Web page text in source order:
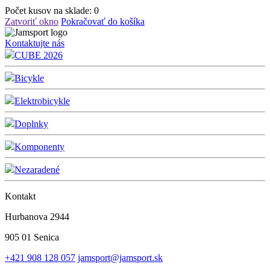
Počet kusov na sklade: 0
Zatvoriť okno Pokračovať do košíka
Kontaktujte nás
CUBE 2026
Bicykle
Elektrobicykle
Doplnky
Komponenty
Nezaradené
Kontakt
Hurbanova 2944
905 01 Senica
+421 908 128 057 jamsport@jamsport.sk